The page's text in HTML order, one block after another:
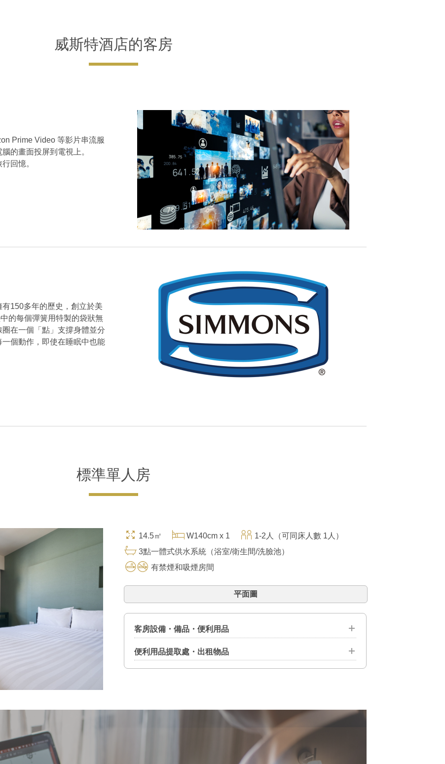
威斯特酒店的客房
Prime Video 等影片串流服
的畫面投屏到電視上。
回憶。
150多年的歷史，創立於美
的每個彈簧用特製的袋狀無
在一個「點」支撐身體並分
個動作，即使在睡眠中也能
標準單人房
14.5㎡ W140cm x 1
1-2人（可同床人數 1人）
3點一體式供水系統（浴室/衛生間/洗臉池）
有禁煙和吸煙房間
平面圖
客房設備・備品・便利用品
設備
液晶電視（附HDMI端子） ／ 網路連線 ／ 電話 ／ 智能馬桶一體式 ／ 空
除臭劑 ／ 鬧鐘 / 鞋拔子 ／ 衣刷 ／ 衣架 ／ 原子筆 ／ 台鏡
家居服 ／ 大浴巾 ／ 毛巾 ／ 洗髮水 ／ 護髮素 ／ 沐浴露 ／ 洗面乳和洗
便利用品提取處・出租物品
熨斗 ／ 熨衣板 ／ 褲線熱壓機 ／ 桌燈 ／ 手機充電器 ／ 毛毯 ／ 指甲鉗
／ 體溫計 ／ 延長電線 ／ 各種枕頭 ／ 針線包 ／ 傘 ／ 開瓶器 ／ 開酒器
／ 酒杯 ／ 一次性筷子・湯匙・叉子 ／ 冰袋 ／ 捲髮棒 ／ 鞋烘乾機 ／ 網